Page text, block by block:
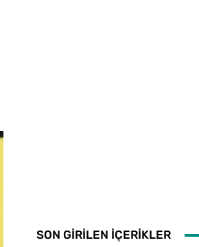
SON GİRİLEN İÇERİKLER